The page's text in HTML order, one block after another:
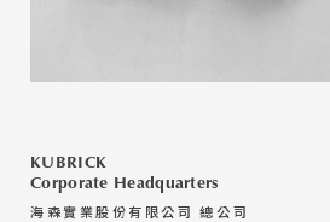
KUBRICK
Corporate Headquarters
海森實業股份有限公司 總公司